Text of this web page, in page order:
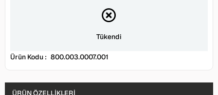
Tükendi
Ürün Kodu : 800.003.0007.001
ÜRÜN ÖZELLIKLERI